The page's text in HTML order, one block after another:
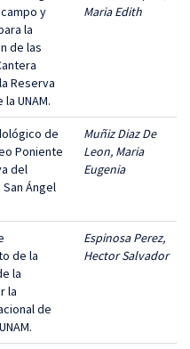
y
la
de las
Reserva
UNAM.
Maria Edith
de
Poniente
del
Ángel
Muñiz Diaz De
Leon, Maria
Eugenia
de la
la
la
de
Espinosa Perez,
Hector Salvador